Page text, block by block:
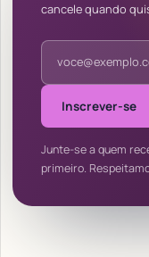
cancele quando
Endereço de e-mail
Inscrever-se
Junte-se a quem
primeiro.